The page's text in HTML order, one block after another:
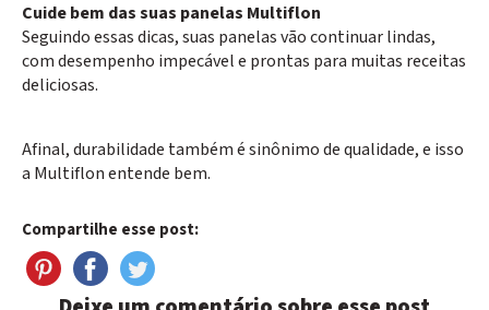
Cuide bem das suas panelas Multiflon
Seguindo essas dicas, suas panelas vão continuar lindas,
com desempenho impecável e prontas para muitas receitas
deliciosas.
Afinal, durabilidade também é sinônimo de qualidade, e isso
a Multiflon entende bem.
Compartilhe esse post: